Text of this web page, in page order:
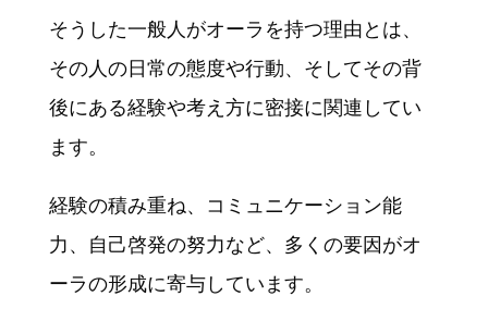
そうした一般人がオーラを持つ理由とは、
その人の日常の態度や行動、そしてその背
後にある経験や考え方に密接に関連してい
ます。
経験の積み重ね、コミュニケーション能
力、自己啓発の努力など、多くの要因がオ
ーラの形成に寄与しています。